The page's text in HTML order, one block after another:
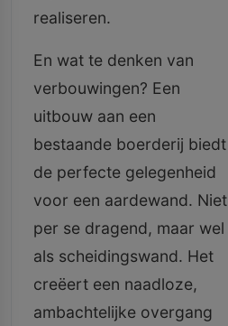
realiseren.
En wat te denken van
verbouwingen? Een
uitbouw aan een
bestaande boerderij biedt
de perfecte gelegenheid
voor een aardewand. Niet
per se dragend, maar wel
als scheidingswand. Het
creëert een naadloze,
ambachtelijke overgang